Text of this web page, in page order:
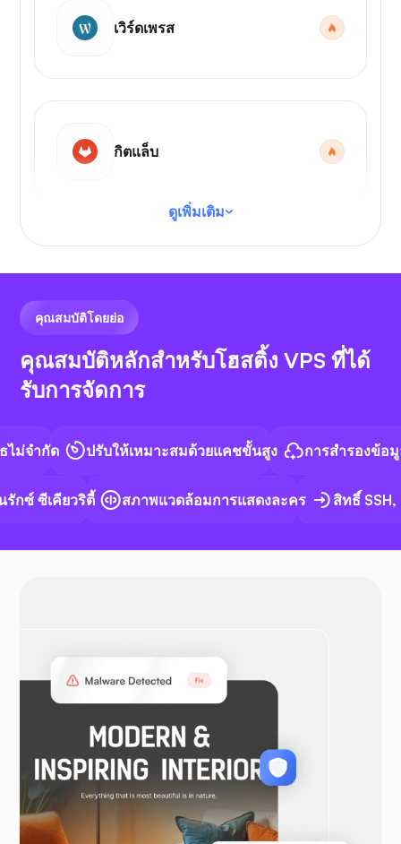
เวิร์ดเพรส
กิตแล็บ
รหัส VS
เอ็น8เอ็น
วูคอมเมิร์ซ
ดูเพิ่มเติม
คุณสมบัติโดยย่อ
คุณสมบัติหลักสำหรับโฮสติ้ง VPS ที่ได้
รับการจัดการ
กัด ปรับให้เหมาะสมด้วยแคชขั้นสูง การสำรองข้อมูลอัต
ซ์ ซีเคียวริตี้ สภาพแวดล้อมการแสดงละคร สิทธิ์ SSH,